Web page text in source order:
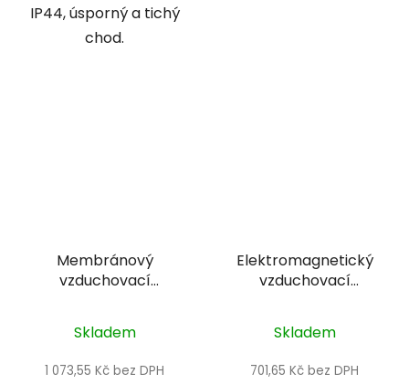
IP44, úsporný a tichý
chod.
Membránový
vzduchovací
Skladem
1 073,55 Kč bez DPH
Elektromagnetický
vzduchovací
Skladem
701,65 Kč bez DPH